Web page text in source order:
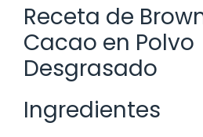
Receta de
Cacao en Polvo
Desgrasado
Ingredientes